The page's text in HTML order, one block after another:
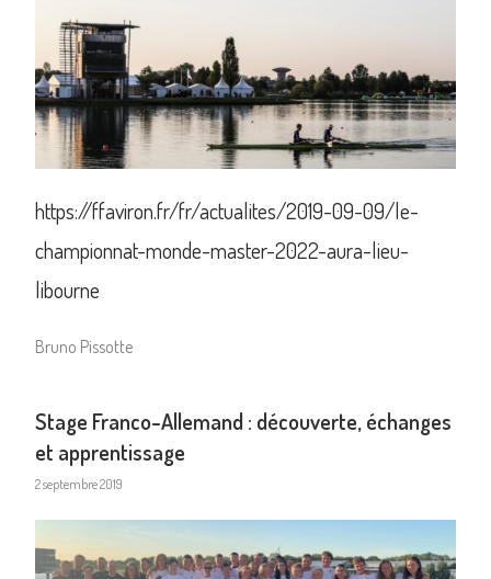
https://ffaviron.fr/fr/actualites/2019-09-09/le-
championnat-monde-master-2022-aura-lieu-
libourne
Bruno Pissotte
Stage Franco-Allemand : découverte, échanges
et apprentissage
2 septembre 2019